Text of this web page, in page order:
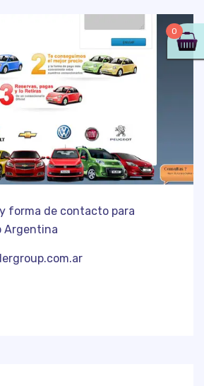
forma de contacto para
Argentina
0